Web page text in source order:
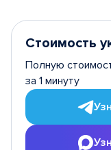
Стоимость
Полную
за 1 минуту